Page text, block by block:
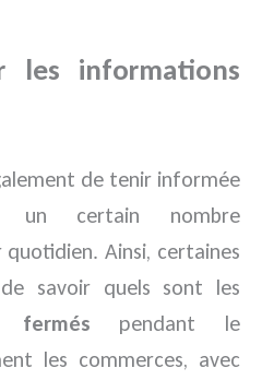
les informations
de tenir informée
un certain nombre
Ainsi, certaines
savoir quels sont les
pendant le
les commerces, avec